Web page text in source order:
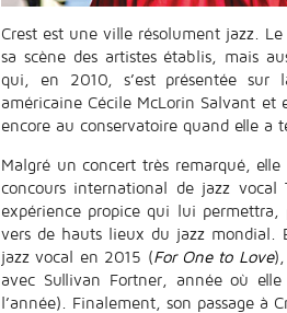
Crest est une ville résolument jazz.
sa scène des artistes établis, mais
qui, en 2010, s’est présentée sur
américaine Cécile McLorin Salvant et
encore au conservatoire quand elle a
Malgré un concert très remarqué,
concours international de jazz
expérience propice qui lui
vers de hauts lieux du jazz mondial.
jazz vocal en 2015 (For One to Love
avec Sullivan Fortner, année où
l’année). Finalement, son passage à